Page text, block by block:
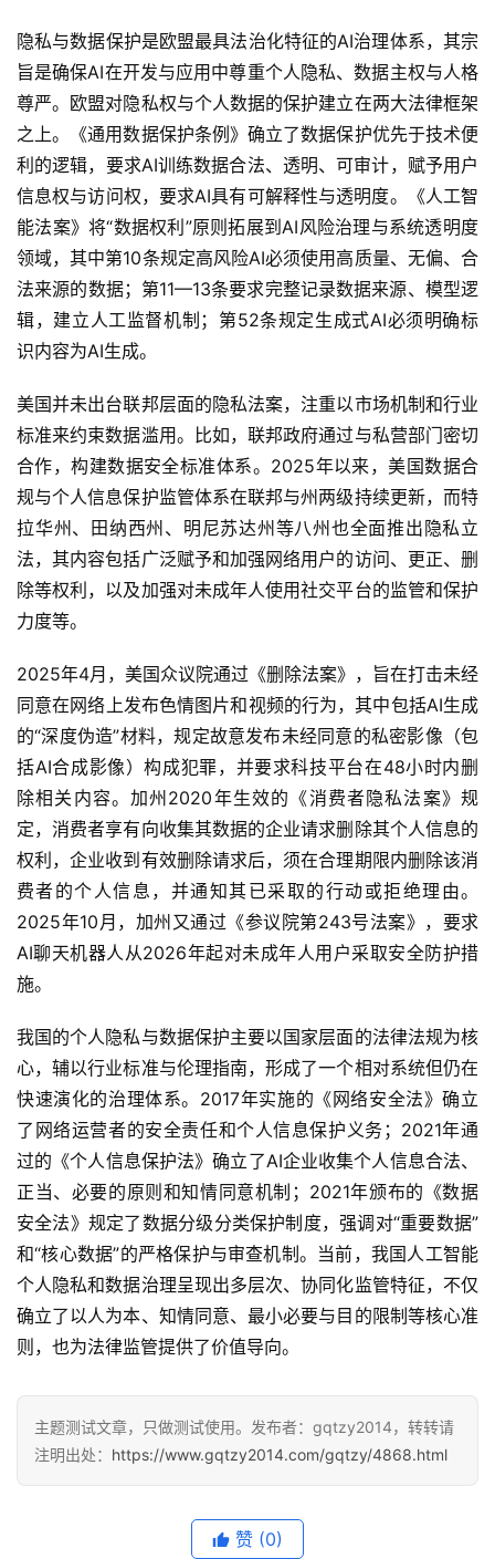
首
页
文
章
分
类
专
题
列
快
讯
更
多
页
面
隐私与数据保护是欧盟最具法治化特征的AI治理体系，其宗
旨是确保AI在开发与应用中尊重个人隐私、数据主权与人格
尊严。欧盟对隐私权与个人数据的保护建立在两大法律框架
之上。《通用数据保护条例》确立了数据保护优先于技术便
利的逻辑，要求AI训练数据合法、透明、可审计，赋予用户
信息权与访问权，要求AI具有可解释性与透明度。《人工智
能法案》将“数据权利”原则拓展到AI风险治理与系统透明度
领域，其中第10条规定高风险AI必须使用高质量、无偏、合
法来源的数据；第11—13条要求完整记录数据来源、模型逻
辑，建立人工监督机制；第52条规定生成式AI必须明确标
识内容为AI生成。
美国并未出台联邦层面的隐私法案，注重以市场机制和行业
标准来约束数据滥用。比如，联邦政府通过与私营部门密切
合作，构建数据安全标准体系。2025年以来，美国数据合
规与个人信息保护监管体系在联邦与州两级持续更新，而特
拉华州、田纳西州、明尼苏达州等八州也全面推出隐私立
法，其内容包括广泛赋予和加强网络用户的访问、更正、删
除等权利，以及加强对未成年人使用社交平台的监管和保护
力度等。
2025年4月，美国众议院通过《删除法案》，旨在打击未经
同意在网络上发布色情图片和视频的行为，其中包括AI生成
的“深度伪造”材料，规定故意发布未经同意的私密影像（包
括AI合成影像）构成犯罪，并要求科技平台在48小时内删
除相关内容。加州2020年生效的《消费者隐私法案》规
定，消费者享有向收集其数据的企业请求删除其个人信息的
权利，企业收到有效删除请求后，须在合理期限内删除该消
费者的个人信息，并通知其已采取的行动或拒绝理由。
2025年10月，加州又通过《参议院第243号法案》，要求
AI聊天机器人从2026年起对未成年人用户采取安全防护措
施。
我国的个人隐私与数据保护主要以国家层面的法律法规为核
心，辅以行业标准与伦理指南，形成了一个相对系统但仍在
快速演化的治理体系。2017年实施的《网络安全法》确立
了网络运营者的安全责任和个人信息保护义务；2021年通
过的《个人信息保护法》确立了AI企业收集个人信息合法、
正当、必要的原则和知情同意机制；2021年颁布的《数据
安全法》规定了数据分级分类保护制度，强调对“重要数据”
和“核心数据”的严格保护与审查机制。当前，我国人工智能
个人隐私和数据治理呈现出多层次、协同化监管特征，不仅
确立了以人为本、知情同意、最小必要与目的限制等核心准
则，也为法律监管提供了价值导向。
主题测试文章，只做测试使用。发布者：gqtzy2014，转转请
注明出处： https://www.gqtzy2014.com/gqtzy/4868.html
赞 (0)